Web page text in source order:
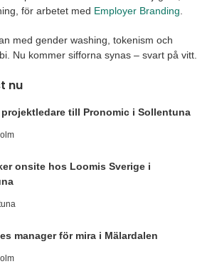
för arbetet med Employer Branding
med gender washing, tokenism och
Nu kommer sifforna synas – svart på vitt.
nu
till Pronomic i Sollentuna
onsite hos Loomis Sverige i
manager för mira i Mälardalen